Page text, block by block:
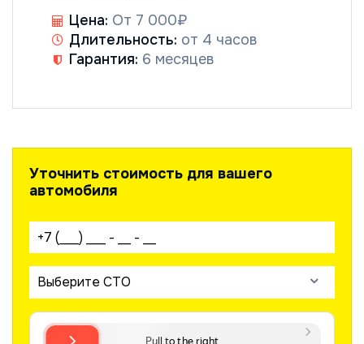
Цена: От 7 000₽
Длительность: от 4 часов
Гарантия: 6 месяцев
Уточнить стоимость для вашего
автомобиля
Ваш телефон:
Выберите СТО